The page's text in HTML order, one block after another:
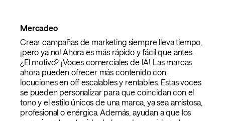
Mercadeo
Crear campañas de marketing siempre lleva tiempo,
¡pero ya no! Ahora es más rápido y fácil que antes.
¿El motivo? ¡Voces comerciales de IA! Las marcas
ahora pueden ofrecer más contenido con
locuciones en off escalables y rentables. Estas voces
se pueden personalizar para que coincidan con el
tono y el estilo únicos de una marca, ya sea amistosa,
profesional o enérgica. Además, ayudan a que los